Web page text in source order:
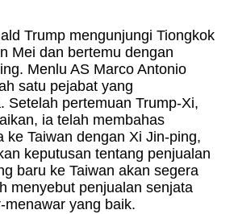
Trump mengunjungi Tiongkok
Mei dan bertemu dengan
Menlu AS Marco Antonio
satu pejabat yang
Setelah pertemuan Trump-Xi,
ia telah membahas
ke Taiwan dengan Xi Jin-ping,
keputusan tentang penjualan
baru ke Taiwan akan segera
menyebut penjualan senjata
yang baik.